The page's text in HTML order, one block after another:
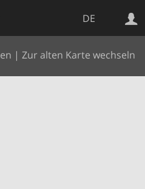
DE
| Zur alten Karte wechseln